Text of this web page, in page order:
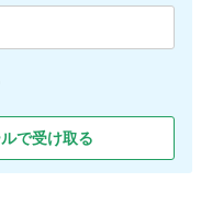
で受け取る